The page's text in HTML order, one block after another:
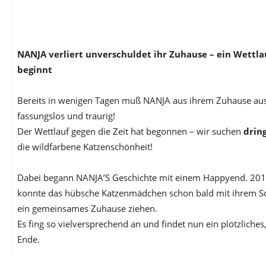
NANJA verliert unverschuldet ihr Zuhause – ein
beginnt
Bereits in wenigen Tagen muß NANJA aus ihrem Zuhause
fassungslos und traurig!
Der Wettlauf gegen die Zeit hat begonnen – wir suchen
die wildfarbene Katzenschönheit!
Dabei begann NANJA’S Geschichte mit einem Happyend.
konnte das hübsche Katzenmädchen schon bald mit ihrem
ein gemeinsames Zuhause ziehen.
Es fing so vielversprechend an und findet nun ein
Ende.